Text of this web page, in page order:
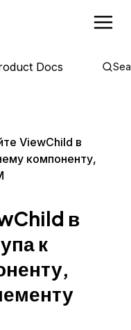
Docs
ViewChild в
компоненту,
в
к